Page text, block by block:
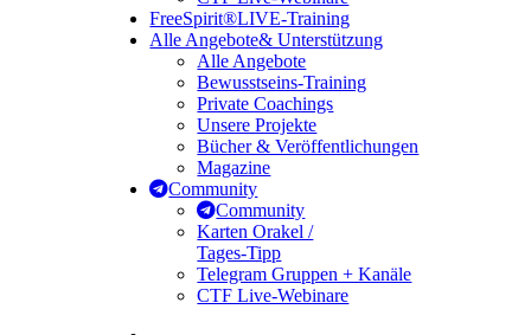
FreeSpirit®LIVE-Training
Alle Angebote& Unterstützung
Alle Angebote
Bewusstseins-Training
Private Coachings
Unsere Projekte
Bücher & Veröffentlichungen
Magazine
Community
Community
Karten Orakel /
Tages-Tipp
Telegram Gruppen + Kanäle
CTF Live-Webinare